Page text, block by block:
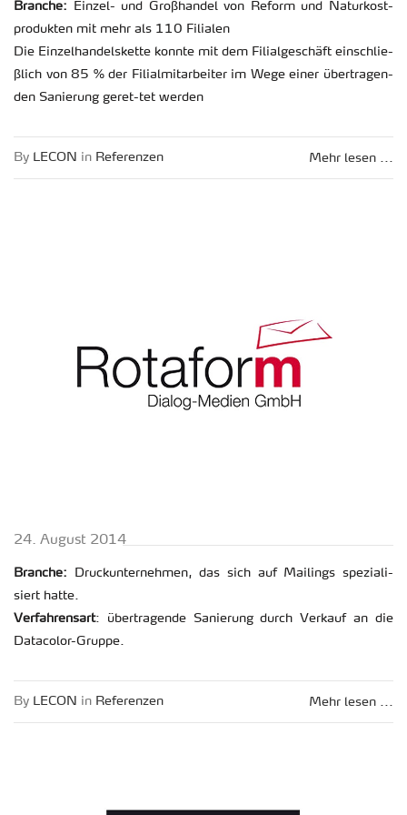
Bran­che: Ein­zel- und Gro­ßhan­del von Re­form und Na­tur­kost­
pro­duk­ten mit mehr als 110 Fi­lia­len
Die Ein­zel­han­dels­ket­te konn­te mit dem Fi­li­al­ge­schäft ein­schlie­
ß­lich von 85 % der Fi­li­al­mit­ar­bei­ter im Wege einer über­tra­gen­
den Sa­nie­rung geret-tet wer­den
Mehr lesen ...
By LECON in Re­fe­ren­zen
24. Au­gust 2014
Bran­che: Druck­un­ter­neh­men, das sich auf Mai­lings spe­zia­li­
siert hatte.
Ver­fah­rens­art: über­tra­gen­de Sa­nie­rung durch Ver­kauf an die
Dat­a­co­lor-Grup­pe.
Mehr lesen ...
By LECON in Re­fe­ren­zen